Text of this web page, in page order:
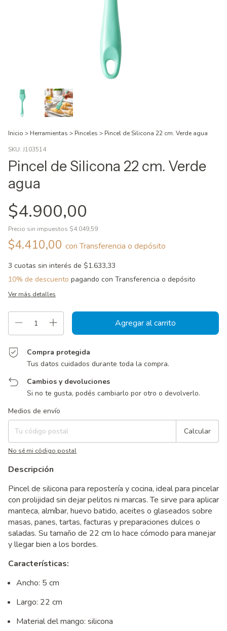
Inicio > Herramientas > Pinceles > Pincel de Silicona 22 cm. Verde agua
SKU: J103514
Pincel de Silicona 22 cm. Verde
agua
$4.900,00
Precio sin impuestos $4.049,59
$4.410,00 con Transferencia o depósito
3 cuotas sin interés de $1.633,33
10% de descuento pagando con Transferencia o depósito
Ver más detalles
Compra protegida
Tus datos cuidados durante toda la compra.
Cambios y devoluciones
Si no te gusta, podés cambiarlo por otro o devolverlo.
Entregas para el CP:
Medios de envío
Calcular
No sé mi código postal
Descripción
Pincel de silicona para repostería y cocina, ideal para pincelar
con prolijidad sin dejar pelitos ni marcas. Te sirve para aplicar
manteca, almíbar, huevo batido, aceites o glaseados sobre
masas, panes, tartas, facturas y preparaciones dulces o
saladas. Su tamaño de 22 cm lo hace cómodo para manejar
y llegar bien a los bordes.
Características:
Ancho: 5 cm
Largo: 22 cm
Material del mango: silicona